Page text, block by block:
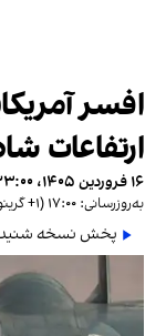
افسر
ارتفاعات
۱۶ فروردین ۱۴۰۵، ۲۳:۰۰ (‎+۱ گرینویچ)
به‌روزرسانی: ۱۷:۰۰ (‎+۱ گرینویچ)
پخش نسخه